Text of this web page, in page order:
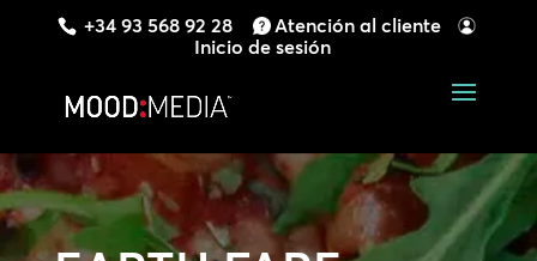
+34 93 568 92 28
Atención al cliente
Inicio de sesión